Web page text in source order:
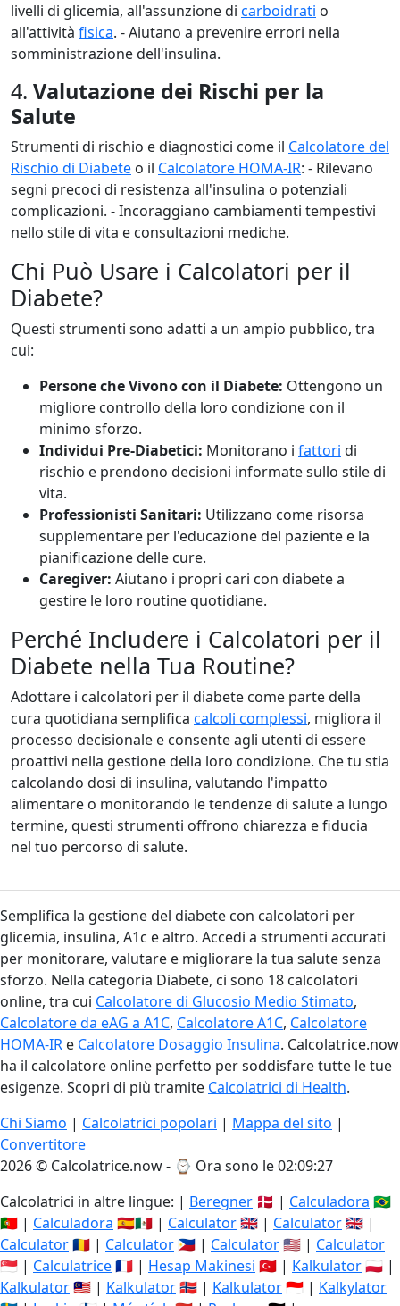
livelli di glicemia, all'assunzione di carboidrati o
all'attività fisica. - Aiutano a prevenire errori nella
somministrazione dell'insulina.
4. Valutazione dei Rischi per la
Salute
Strumenti di rischio e diagnostici come il Calcolatore del
Rischio di Diabete o il Calcolatore HOMA-IR: - Rilevano
segni precoci di resistenza all'insulina o potenziali
complicazioni. - Incoraggiano cambiamenti tempestivi
nello stile di vita e consultazioni mediche.
Chi Può Usare i Calcolatori per il
Diabete?
Questi strumenti sono adatti a un ampio pubblico, tra
cui:
Persone che Vivono con il Diabete: Ottengono un
migliore controllo della loro condizione con il
minimo sforzo.
Individui Pre-Diabetici: Monitorano i fattori di
rischio e prendono decisioni informate sullo stile di
vita.
Professionisti Sanitari: Utilizzano come risorsa
supplementare per l'educazione del paziente e la
pianificazione delle cure.
Caregiver: Aiutano i propri cari con diabete a
gestire le loro routine quotidiane.
Perché Includere i Calcolatori per il
Diabete nella Tua Routine?
Adottare i calcolatori per il diabete come parte della
cura quotidiana semplifica calcoli complessi, migliora il
processo decisionale e consente agli utenti di essere
proattivi nella gestione della loro condizione. Che tu stia
calcolando dosi di insulina, valutando l'impatto
alimentare o monitorando le tendenze di salute a lungo
termine, questi strumenti offrono chiarezza e fiducia
nel tuo percorso di salute.
Semplifica la gestione del diabete con calcolatori per
glicemia, insulina, A1c e altro. Accedi a strumenti accurati
per monitorare, valutare e migliorare la tua salute senza
sforzo. Nella categoria Diabete, ci sono 18 calcolatori
online, tra cui Calcolatore di Glucosio Medio Stimato,
Calcolatore da eAG a A1C, Calcolatore A1C, Calcolatore
HOMA-IR e Calcolatore Dosaggio Insulina. Calcolatrice.now
ha il calcolatore online perfetto per soddisfare tutte le tue
esigenze. Scopri di più tramite Calcolatrici di Health.
Chi Siamo | Calcolatrici popolari | Mappa del sito |
Convertitore
2026 © Calcolatrice.now - ⌚ Ora sono le 02:09:27
Calcolatrici in altre lingue: | Beregner 🇩🇰 | Calculadora 🇧🇷
🇵🇹 | Calculadora 🇪🇸🇲🇽 | Calculator🇬🇧 | Calculator🇬🇧 |
Calculator🇷🇴 | Calculator 🇵🇭 | Calculator🇺🇸 | Calculator
🇸🇬 | Calculatrice🇫🇷 | Hesap Makinesi 🇹🇷 | Kalkulator🇵🇱 |
Kalkulator🇲🇾 | Kalkulator🇳🇴 | Kalkulator🇮🇩 | Kalkylator